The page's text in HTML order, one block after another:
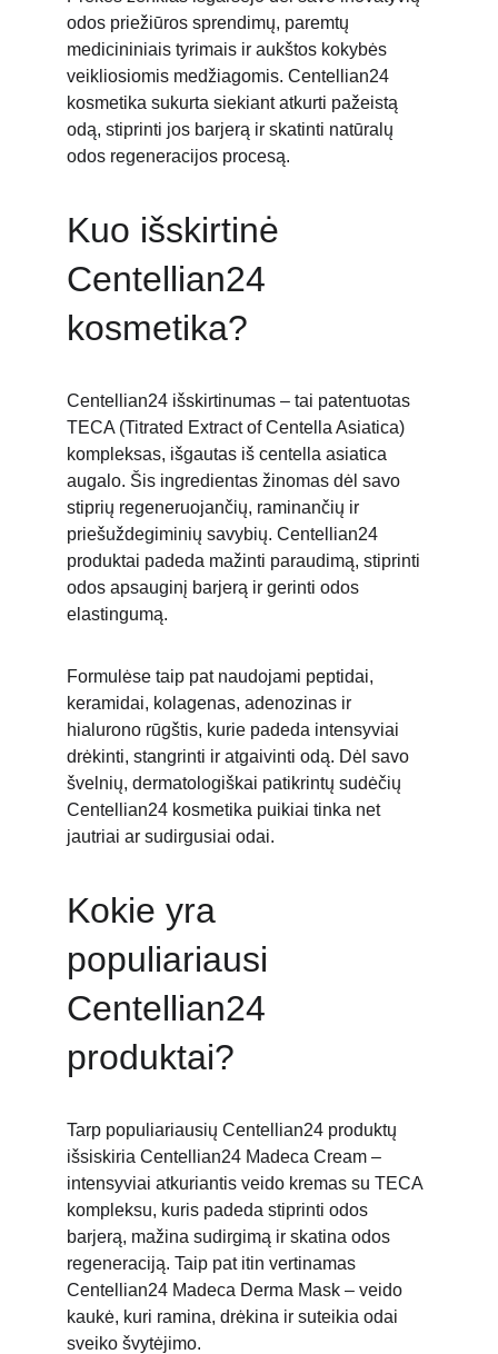
odos priežiūros sprendimų, paremtų
medicininiais tyrimais ir aukštos kokybės
veikliosiomis medžiagomis. Centellian24
kosmetika sukurta siekiant atkurti pažeistą
odą, stiprinti jos barjerą ir skatinti natūralų
odos regeneracijos procesą.
Kuo išskirtinė
Centellian24
kosmetika?
Centellian24 išskirtinumas – tai patentuotas
TECA (Titrated Extract of Centella Asiatica)
kompleksas, išgautas iš centella asiatica
augalo. Šis ingredientas žinomas dėl savo
stiprių regeneruojančių, raminančių ir
priešuždegiminių savybių. Centellian24
produktai padeda mažinti paraudimą, stiprinti
odos apsauginį barjerą ir gerinti odos
elastingumą.
Formulėse taip pat naudojami peptidai,
keramidai, kolagenas, adenozinas ir
hialurono rūgštis, kurie padeda intensyviai
drėkinti, stangrinti ir atgaivinti odą. Dėl savo
švelnių, dermatologiškai patikrintų sudėčių
Centellian24 kosmetika puikiai tinka net
jautriai ar sudirgusiai odai.
Kokie yra
populiariausi
Centellian24
produktai?
Tarp populiariausių Centellian24 produktų
išsiskiria Centellian24 Madeca Cream –
intensyviai atkuriantis veido kremas su TECA
kompleksu, kuris padeda stiprinti odos
barjerą, mažina sudirgimą ir skatina odos
regeneraciją. Taip pat itin vertinamas
Centellian24 Madeca Derma Mask – veido
kaukė, kuri ramina, drėkina ir suteikia odai
sveiko švytėjimo.